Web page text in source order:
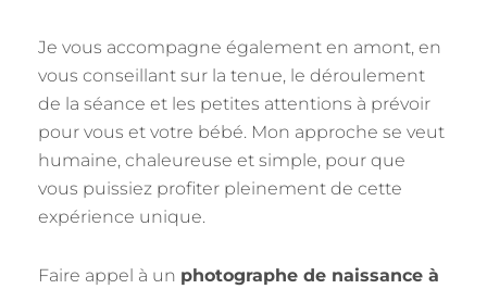
Je vous accompagne également en amont, en
vous conseillant sur la tenue, le déroulement
de la séance et les petites attentions à prévoir
pour vous et votre bébé. Mon approche se veut
humaine, chaleureuse et simple, pour que
vous puissiez profiter pleinement de cette
expérience unique.
Faire appel à un photographe de naissance à